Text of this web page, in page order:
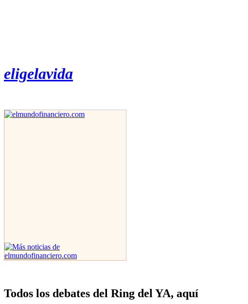
eligelavida
Todos los debates del Ring del YA, aquí